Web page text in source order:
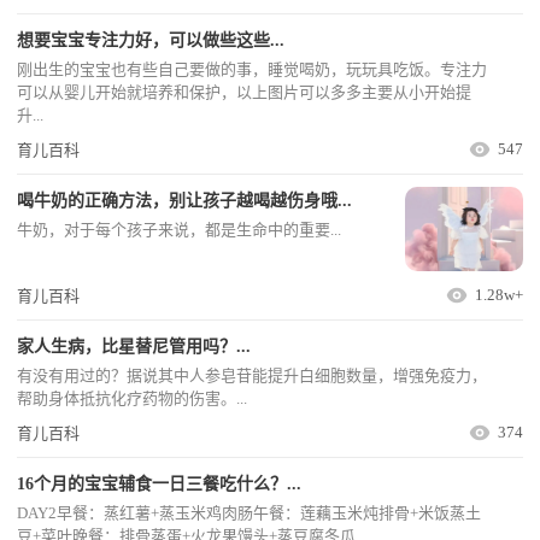
想要宝宝专注力好，可以做些这些...
刚出生的宝宝也有些自己要做的事，睡觉喝奶，玩玩具吃饭。专注力
可以从婴儿开始就培养和保护，以上图片可以多多主要从小开始提
升...
育儿百科
547
喝牛奶的正确方法，别让孩子越喝越伤身哦...
牛奶，对于每个孩子来说，都是生命中的重要...
育儿百科 1.28w+
家人生病，比星替尼管用吗？...
有没有用过的？据说其中人参皂苷能提升白细胞数量，增强免疫力，
帮助身体抵抗化疗药物的伤害。...
育儿百科
374
16个月的宝宝辅食一日三餐吃什么？...
DAY2早餐：蒸红薯+蒸玉米鸡肉肠午餐：莲藕玉米炖排骨+米饭蒸土
豆+菜叶晚餐：排骨蒸蛋+火龙果馒头+蒸豆腐冬瓜...